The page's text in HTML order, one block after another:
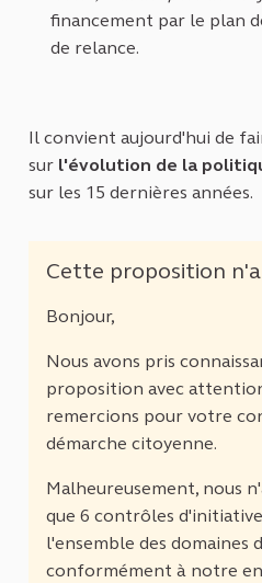
financement par le plan
de relance.
Il convient aujourd'hui de
sur l'évolution de la
sur les 15 dernières années.
Cette proposition
Bonjour,
Nous avons pris
proposition avec
remercions pour votre
démarche citoyenne.
Malheureusement, nous
que 6 contrôles
l'ensemble des domaines
conformément à notre